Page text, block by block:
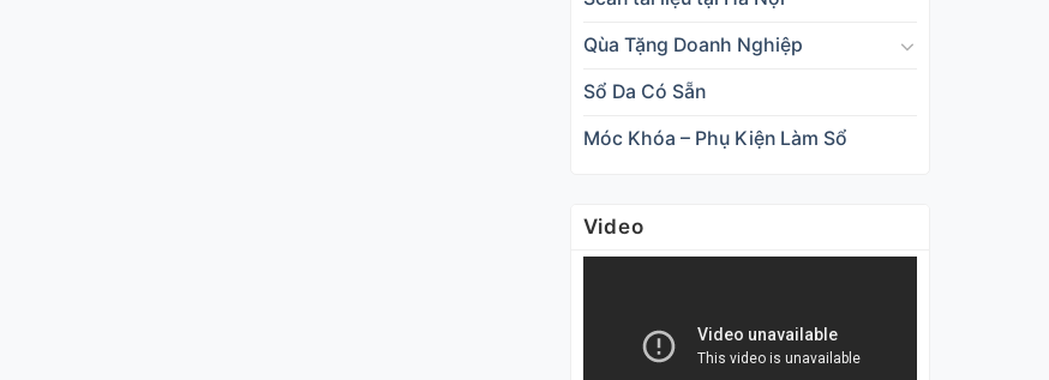
Qùa Tặng Doanh Nghiệp
Sổ Da Có Sẵn
Móc Khóa – Phụ Kiện Làm Sổ
Video